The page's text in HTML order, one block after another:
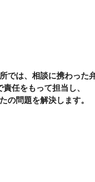
では、相談に携わった
責任をもって担当し、
の問題を解決します。